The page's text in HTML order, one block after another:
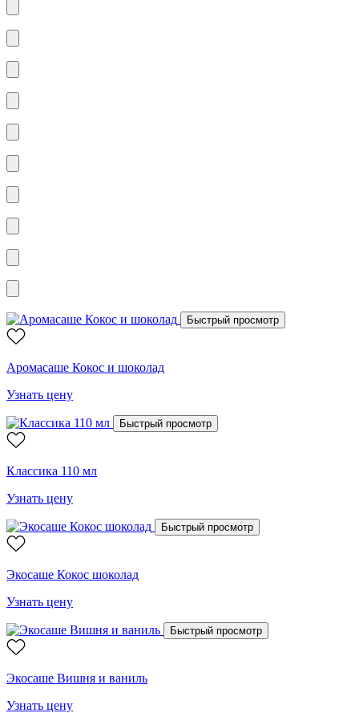
Быстрый просмотр
Аромасаше Кокос и шоколад
Узнать цену
Быстрый просмотр
Классика 110 мл
Узнать цену
Быстрый просмотр
Экосаше Кокос шоколад
Узнать цену
Быстрый просмотр
Экосаше Вишня и ваниль
Узнать цену